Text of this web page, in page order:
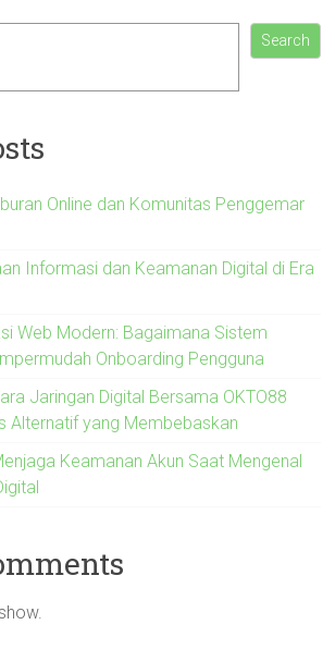
Search
Online dan Komunitas Penggemar
Informasi dan Keamanan Digital di Era
Web Modern: Bagaimana Sistem
Onboarding Pengguna
Jaringan Digital Bersama OKTO88
Alternatif yang Membebaskan
Keamanan Akun Saat Mengenal